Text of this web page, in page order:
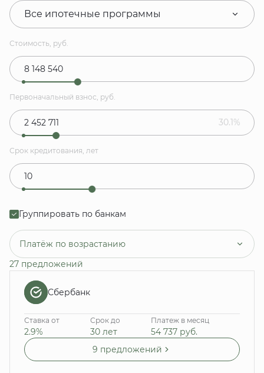
Все ипотечные программы
Стоимость, руб.
Первоначальный взнос, руб.
30.1%
Срок кредитования, лет
Группировать по банкам
Платёж по возрастанию
27 предложений
Сбербанк
Ставка от
2.9%
Срок до
30 лет
Платеж в месяц
54 737 руб.
9 предложений